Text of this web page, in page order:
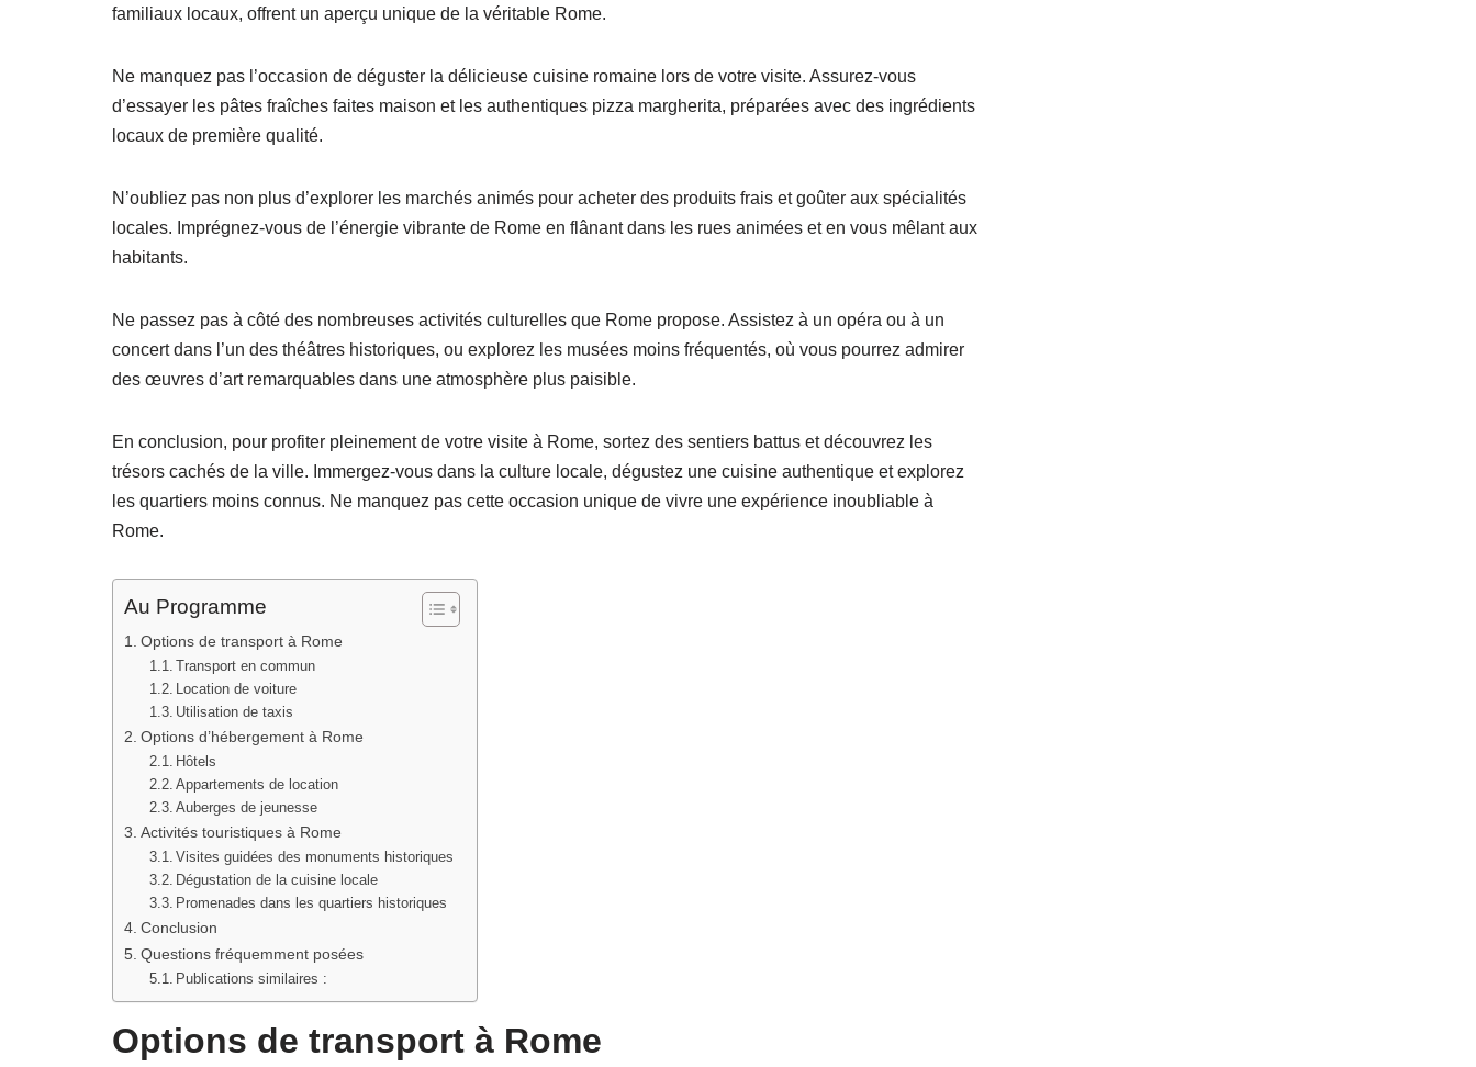
familiaux locaux, offrent un aperçu unique de la véritable Rome.
Ne manquez pas l’occasion de déguster la délicieuse cuisine romaine lors de votre visite. Assurez-vous
d’essayer les pâtes fraîches faites maison et les authentiques pizza margherita, préparées avec des ingrédients
locaux de première qualité.
N’oubliez pas non plus d’explorer les marchés animés pour acheter des produits frais et goûter aux spécialités
locales. Imprégnez-vous de l’énergie vibrante de Rome en flânant dans les rues animées et en vous mêlant aux
habitants.
Ne passez pas à côté des nombreuses activités culturelles que Rome propose. Assistez à un opéra ou à un
concert dans l’un des théâtres historiques, ou explorez les musées moins fréquentés, où vous pourrez admirer
des œuvres d’art remarquables dans une atmosphère plus paisible.
En conclusion, pour profiter pleinement de votre visite à Rome, sortez des sentiers battus et découvrez les
trésors cachés de la ville. Immergez-vous dans la culture locale, dégustez une cuisine authentique et explorez
les quartiers moins connus. Ne manquez pas cette occasion unique de vivre une expérience inoubliable à
Rome.
Au Programme
Options de transport à Rome
Transport en commun
Location de voiture
Utilisation de taxis
Options d’hébergement à Rome
Hôtels
Appartements de location
Auberges de jeunesse
Activités touristiques à Rome
Visites guidées des monuments historiques
Dégustation de la cuisine locale
Promenades dans les quartiers historiques
Conclusion
Questions fréquemment posées
Publications similaires :
Options de transport à Rome